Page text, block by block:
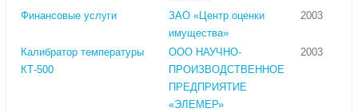
Финансовые услуги
ЗАО «Центр оценки
имущества»
2003
Калибратор температуры
КТ-500
ООО НАУЧНО-
ПРОИЗВОДСТВЕННОЕ
ПРЕДПРИЯТИЕ
«ЭЛЕМЕР»
2003